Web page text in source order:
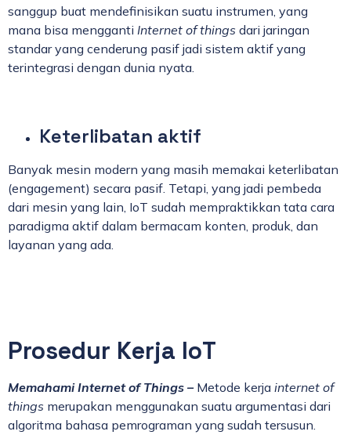
sanggup buat mendefinisikan suatu instrumen, yang
mana bisa mengganti Internet of things dari jaringan
standar yang cenderung pasif jadi sistem aktif yang
terintegrasi dengan dunia nyata.
Keterlibatan aktif
Banyak mesin modern yang masih memakai keterlibatan
(engagement) secara pasif. Tetapi, yang jadi pembeda
dari mesin yang lain, IoT sudah mempraktikkan tata cara
paradigma aktif dalam bermacam konten, produk, dan
layanan yang ada.
Prosedur Kerja IoT
Memahami Internet of Things – Metode kerja internet of
things merupakan menggunakan suatu argumentasi dari
algoritma bahasa pemrograman yang sudah tersusun.